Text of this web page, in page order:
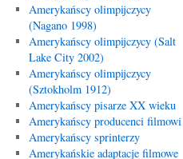
Amerykańscy olimpijczycy
(Nagano 1998)
Amerykańscy olimpijczycy (Salt
Lake City 2002)
Amerykańscy olimpijczycy
(Sztokholm 1912)
Amerykańscy pisarze XX wieku
Amerykańscy producenci filmowi
Amerykańscy sprinterzy
Amerykańskie adaptacje filmowe